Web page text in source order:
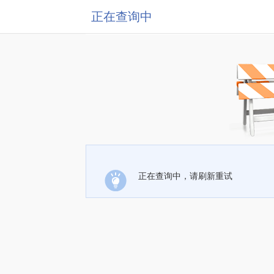
正在查询中
正在查询中，请刷新重试